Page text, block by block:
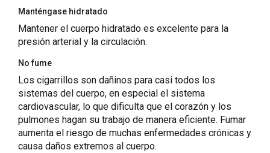
Manténgase hidratado
Mantener el cuerpo hidratado es excelente para la
presión arterial y la circulación.
No fume
Los cigarrillos son dañinos para casi todos los
sistemas del cuerpo, en especial el sistema
cardiovascular, lo que dificulta que el corazón y los
pulmones hagan su trabajo de manera eficiente. Fumar
aumenta el riesgo de muchas enfermedades crónicas y
causa daños extremos al cuerpo.